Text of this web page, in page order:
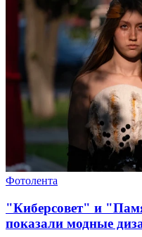
Фотолента
"Киберсовет" и
показали модные